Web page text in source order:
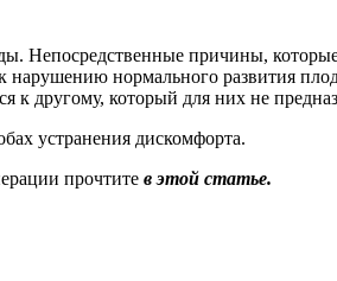
Непосредственные причины,
нормального развития
к другому, который для них не
устранения дискомфорта.
прочтите в этой статье.